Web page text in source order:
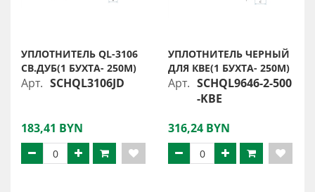
УПЛОТНИТЕЛЬ QL-3106
СВ.ДУБ(1 БУХТА- 250М)
Арт. SCHQL3106JD
183,41 BYN
УПЛОТНИТЕЛЬ ЧЕРНЫЙ
ДЛЯ КВЕ(1 БУХТА- 250М)
Арт. SCHQL9646-2-500
-KBE
316,24 BYN